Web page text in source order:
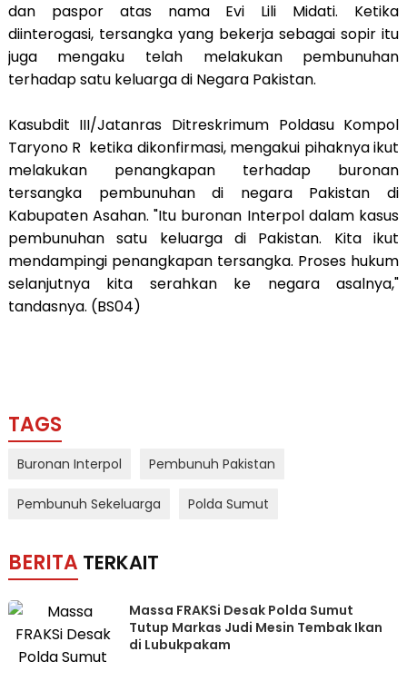
dan paspor atas nama Evi Lili Midati. Ketika
diinterogasi, tersangka yang bekerja sebagai sopir itu
juga mengaku telah melakukan pembunuhan
terhadap satu keluarga di Negara Pakistan.
Kasubdit III/Jatanras Ditreskrimum Poldasu Kompol
Taryono R ketika dikonfirmasi, mengakui pihaknya ikut
melakukan penangkapan terhadap buronan
tersangka pembunuhan di negara Pakistan di
Kabupaten Asahan. "Itu buronan Interpol dalam kasus
pembunuhan satu keluarga di Pakistan. Kita ikut
mendampingi penangkapan tersangka. Proses hukum
selanjutnya kita serahkan ke negara asalnya,"
tandasnya. (BS04)
TAGS
Buronan Interpol Pembunuh Pakistan
Pembunuh Sekeluarga Polda Sumut
BERITA TERKAIT
Massa FRAKSi Desak Polda Sumut
Tutup Markas Judi Mesin Tembak Ikan
di Lubukpakam